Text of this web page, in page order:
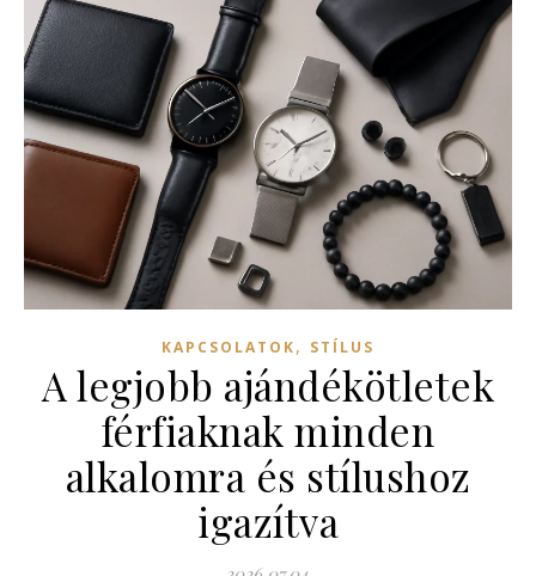
KAPCSOLATOK, STÍLUS
A legjobb ajándékötletek
férfiaknak minden
alkalomra és stílushoz
igazítva